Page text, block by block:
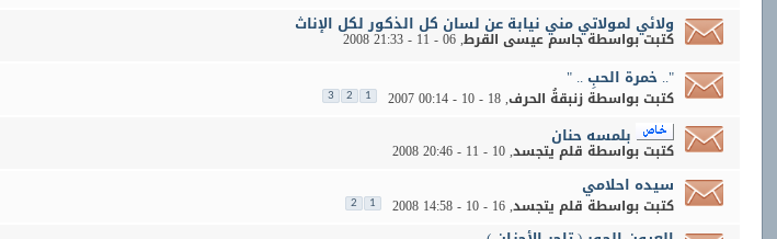
ولائي لمولاتي مني نيابة عن لسان كل الذكور لكل الإناث
كتبت بواسطةجاسم عيسى القرط‏, 06 - 11 - 2008 21:33
".. خمرة الحبِ .. "
كتبت بواسطةزنبقةُ الحرف‏, 18 - 10 - 2007 00:14
1
2
3
بلمسه حنان
كتبت بواسطة قلم يتجسد‏, 10 - 11 - 2008 20:46
سيده احلامي
كتبت بواسطة قلم يتجسد‏, 16 - 10 - 2008 14:58
1
2